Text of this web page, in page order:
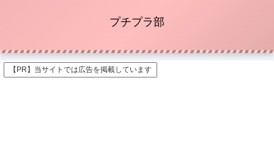
プチプラ部
【PR】当サイトでは広告を掲載しています